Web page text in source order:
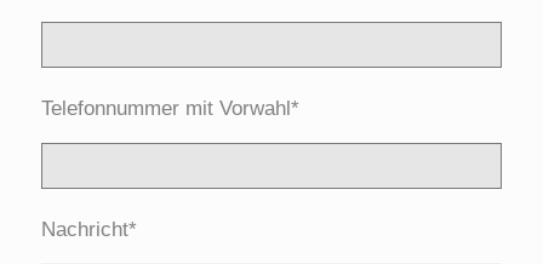
Telefonnummer mit Vorwahl*
Nachricht*